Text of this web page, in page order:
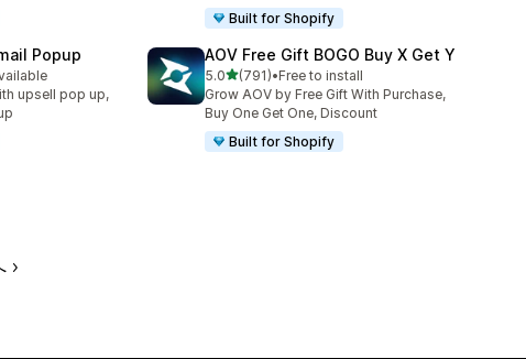
Built for Shopify
Popup
upsell pop up,
AOV Free Gift BOGO Buy X Get Y
5.05つ星中
(791)
合計レビュー数：791件
•Free to install
Grow AOV by Free Gift With Purchase,
Buy One Get One, Discount
Built for Shopify